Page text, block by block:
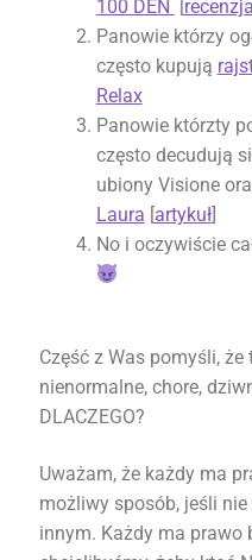
100 DEN [recenzja
Panowie którzy
często kupują
Relax
Panowie którzty
często decudują
ubiony Visione
Laura [artykuł]
No i oczywiście
Część z Was pomyśli,
nienormalne, chore,
DLACZEGO?
Uważam, że każdy ma
możliwy sposób, jeśli
innym. Każdy ma prawo